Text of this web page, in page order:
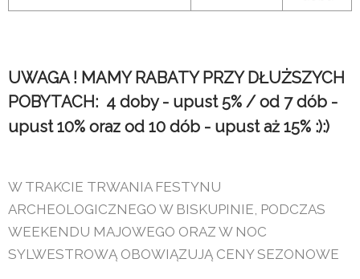
UWAGA ! MAMY RABATY PRZY DŁUŻSZYCH
POBYTACH: 4 doby - upust 5% / od 7 dób -
upust 10% oraz od 10 dób - upust aż 15% :):)
W TRAKCIE TRWANIA FESTYNU
ARCHEOLOGICZNEGO W BISKUPINIE, PODCZAS
WEEKENDU MAJOWEGO ORAZ W NOC
SYLWESTROWĄ OBOWIĄZUJĄ CENY SEZONOWE